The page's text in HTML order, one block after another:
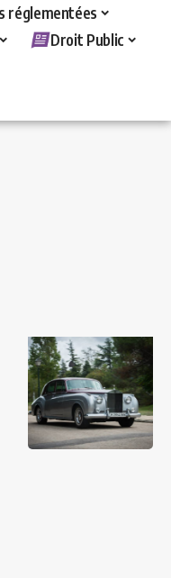
réglementées
Droit Public
Fiscal>BIC / IS>La possible